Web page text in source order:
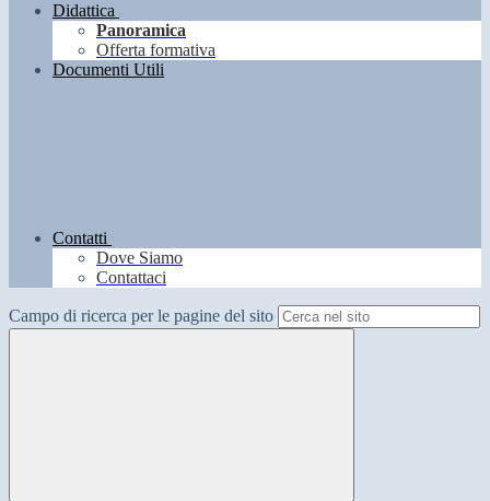
Didattica
Panoramica
Offerta formativa
Documenti Utili
Contatti
Dove Siamo
Contattaci
Campo di ricerca per le pagine del sito